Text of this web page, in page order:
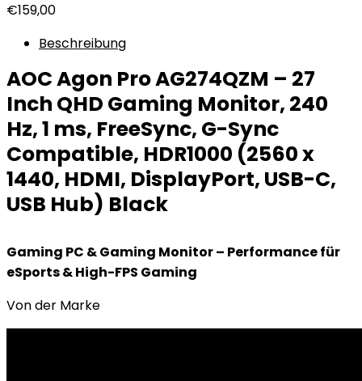
€159,00
Beschreibung
AOC Agon Pro AG274QZM – 27
Inch QHD Gaming Monitor, 240
Hz, 1 ms, FreeSync, G-Sync
Compatible, HDR1000 (2560 x
1440, HDMI, DisplayPort, USB-C,
USB Hub) Black
Gaming PC & Gaming Monitor – Performance für
eSports & High-FPS Gaming
Von der Marke